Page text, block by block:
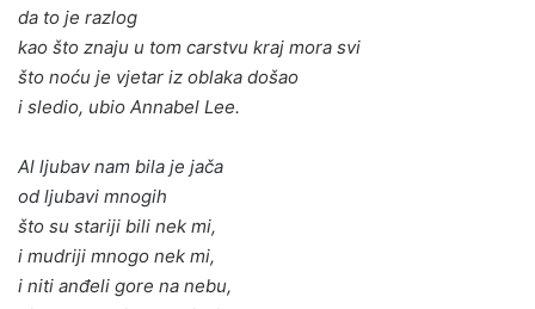
da to je razlog
kao što znaju u tom carstvu kraj mora svi
što noću je vjetar iz oblaka došao
i sledio, ubio Annabel Lee.
Al ljubav nam bila je jača
od ljubavi mnogih
što su stariji bili nek mi,
i mudriji mnogo nek mi,
i niti anđeli gore na nebu,